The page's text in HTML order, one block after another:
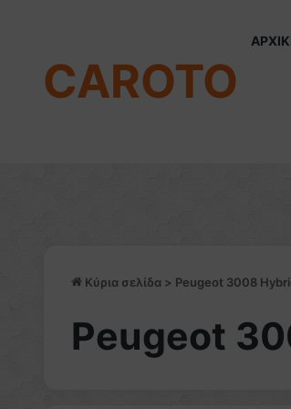
CAROTO
Κύρια σελίδα > Peugeot 3008
Peugeot